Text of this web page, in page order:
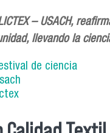
– USACH,
llevando la
de ciencia